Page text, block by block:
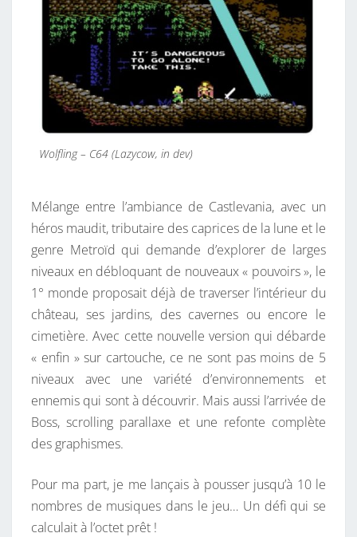
6
4
Wolfling – C64 (Lazycow, in dev)
Mélange entre l’ambiance de Castlevania, avec un
héros maudit, tributaire des caprices de la lune et le
genre Metroïd qui demande d’explorer de larges
niveaux en débloquant de nouveaux « pouvoirs », le
1° monde proposait déjà de traverser l’intérieur du
château, ses jardins, des cavernes ou encore le
cimetière. Avec cette nouvelle version qui débarde
« enfin » sur cartouche, ce ne sont pas moins de 5
niveaux avec une variété d’environnements et
ennemis qui sont à découvrir. Mais aussi l’arrivée de
Boss, scrolling parallaxe et une refonte complète
des graphismes.
Pour ma part, je me lançais à pousser jusqu’à 10 le
nombres de musiques dans le jeu… Un défi qui se
calculait à l’octet prêt !